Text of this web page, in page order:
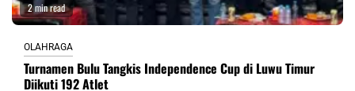
2 min read
OLAHRAGA
Turnamen Bulu Tangkis Independence Cup di Luwu Timur
Diikuti 192 Atlet